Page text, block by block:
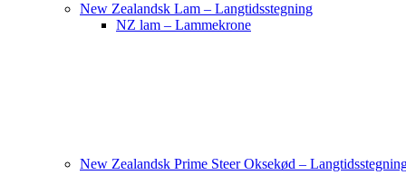
New Zealandsk Lam – Langtidsstegning
NZ lam – Lammekrone
New Zealandsk Prime Steer Oksekød –